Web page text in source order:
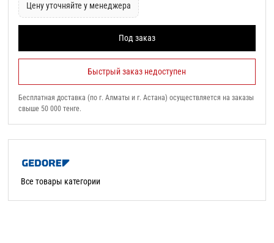
Цену уточняйте у менеджера
Под заказ
Быстрый заказ недоступен
Бесплатная доставка (по г. Алматы и г. Астана) осуществляется на заказы
свыше 50 000 тенге.
Все товары категории